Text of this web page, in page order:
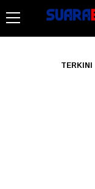
TERKINI